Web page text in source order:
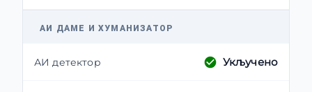
АИ ДАМЕ И ХУМАНИЗАТОР
АИ детектор Укључено